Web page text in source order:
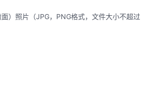
）照片（JPG，PNG格式，文件大小不超过